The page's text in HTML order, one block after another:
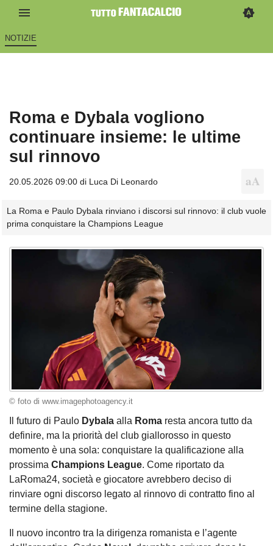
NOTIZIE
Roma e Dybala vogliono
continuare insieme: le ultime
sul rinnovo
20.05.2026 09:00 di Luca Di Leonardo
La Roma e Paulo Dybala rinviano i discorsi sul rinnovo: il club vuole
prima conquistare la Champions League
© foto di www.imagephotoagency.it
Il futuro di Paulo Dybala alla Roma resta ancora tutto da
definire, ma la priorità del club giallorosso in questo
momento è una sola: conquistare la qualificazione alla
prossima Champions League. Come riportato da
LaRoma24, società e giocatore avrebbero deciso di
rinviare ogni discorso legato al rinnovo di contratto fino al
termine della stagione.
Il nuovo incontro tra la dirigenza romanista e l’agente